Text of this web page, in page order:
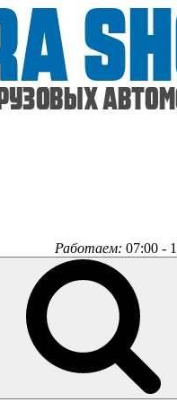
Работаем: 07:00 -